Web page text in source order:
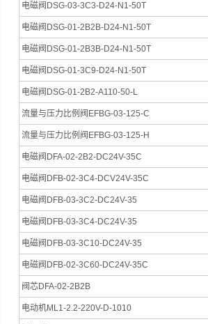
电磁阀DSG-03-3C3-D24-N1-50T
电磁阀DSG-01-2B2B-D24-N1-50T
电磁阀DSG-01-2B3B-D24-N1-50T
电磁阀DSG-01-3C9-D24-N1-50T
电磁阀DSG-01-2B2-A110-50-L
流量与压力比例阀EFBG-03-125-C
流量与压力比例阀EFBG-03-125-H
电磁阀DFA-02-2B2-DC24V-35C
电磁阀DFB-02-3C4-DCV24V-35C
电磁阀DFB-03-3C2-DC24V-35
电磁阀DFB-03-3C4-DC24V-35
电磁阀DFB-03-3C10-DC24V-35
电磁阀DFB-02-3C60-DC24V-35C
阀芯DFA-02-2B2B
电动机ML1-2.2-220V-D-1010